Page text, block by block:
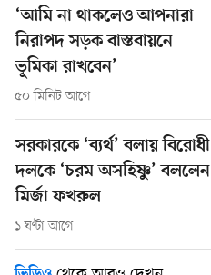
‘আমি না থাকলেও আপনারা
নিরাপদ সড়ক বাস্তবায়নে
ভূমিকা রাখবেন’
৫০ মিনিট আগে
সরকারকে ‘ব্যর্থ’ বলায় বিরোধী
দলকে ‘চরম অসহিষ্ণু’ বললেন
মির্জা ফখরুল
১ ঘণ্টা আগে